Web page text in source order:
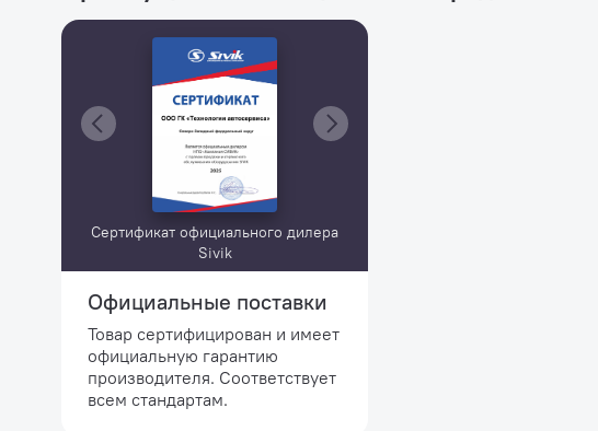
Сертификат официального дилера
Sivik
Официальные поставки
Товар сертифицирован и имеет
официальную гарантию
производителя. Соответствует
всем стандартам.